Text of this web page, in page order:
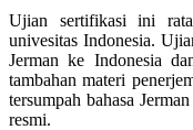
Ujian sertifikasi ini
univesitas Indonesia.
Jerman ke Indonesia
tambahan materi
tersumpah bahasa
resmi.